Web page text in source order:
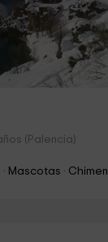
(Palencia)